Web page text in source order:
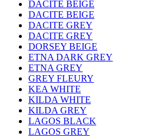
DACITE BEIGE
DACITE BEIGE
DACITE GREY
DACITE GREY
DORSEY BEIGE
ETNA DARK GREY
ETNA GREY
GREY FLEURY
KEA WHITE
KILDA WHITE
KILDA GREY
LAGOS BLACK
LAGOS GREY